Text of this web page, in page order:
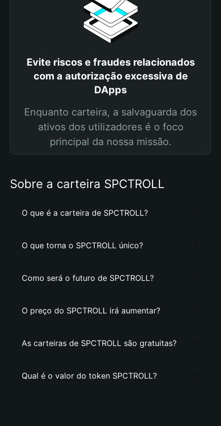
Evite riscos e fraudes relacionados
com a autorização excessiva de
DApps
Enquanto carteira, a salvaguarda dos
ativos dos utilizadores é o foco
principal da nossa missão.
Sobre a carteira SPCTROLL
O que é a carteira de SPCTROLL?
O que torna o SPCTROLL único?
Como será o futuro de SPCTROLL?
O preço do SPCTROLL irá aumentar?
As carteiras de SPCTROLL são gratuitas?
Qual é o valor do token SPCTROLL?